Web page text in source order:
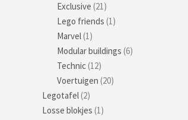
Exclusive (21)
Lego friends (1)
Marvel(1)
Modular buildings (6)
Technic(12)
Voertuigen (20)
Legotafel(2)
Losse blokjes (1)